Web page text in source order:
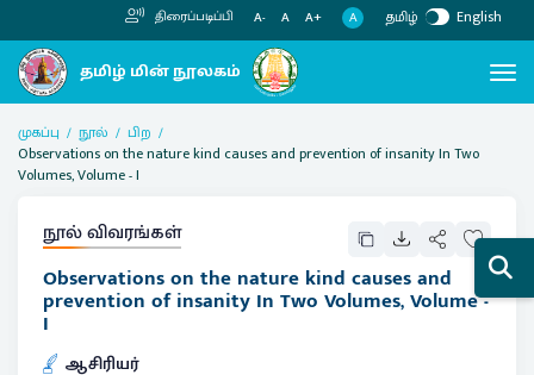
திரைப்படிப்பி A- A A+ A தமிழ் English
முகப்பு நூல்
பிற
Observations on the nature kind causes and prevention of insanity In Two
Volumes, Volume - I
நூல் விவரங்கள்
Observations on the nature kind causes and
prevention of insanity In Two Volumes, Volume -
I
ஆசிரியர்